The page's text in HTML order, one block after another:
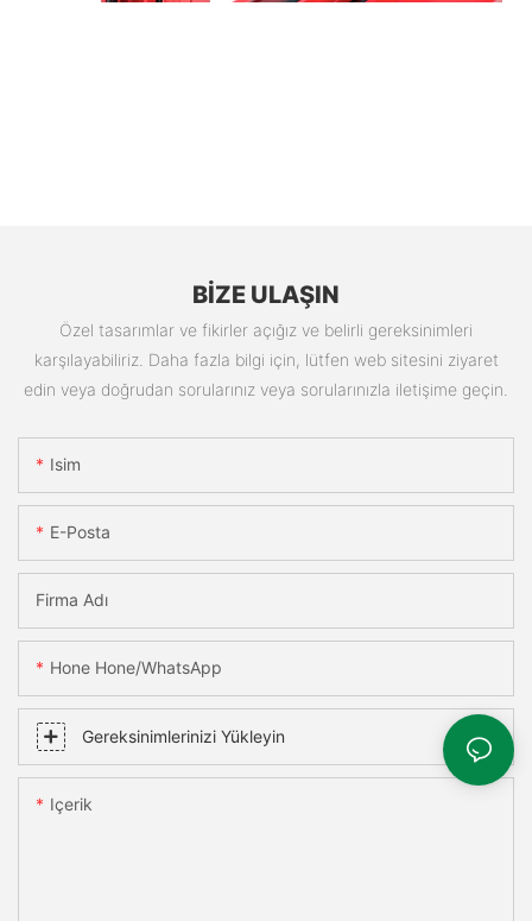
BIZE ULAŞIN
Özel tasarımlar ve fikirler açığız ve belirli gereksinimleri
karşılayabiliriz. Daha fazla bilgi için, lütfen web sitesini ziyaret
edin veya doğrudan sorularınız veya sorularınızla iletişime geçin.
Isim
E-Posta
Firma Adı
Hone Hone/WhatsApp
Gereksinimlerinizi Yükleyin
Içerik